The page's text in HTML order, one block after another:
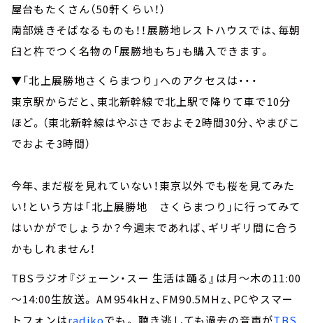
屋台もたくさん（50軒くらい！）
南部焼きそばなるものも！！展勝地レストハウスでは、毎朝
臼と杵でつく名物の「展勝地もち」も購入できます。
▼「北上展勝地さくらまつり」へのアクセスは・・・
東京駅からだと、東北新幹線で北上駅で降りて車で10分
ほど。（東北新幹線はやぶさでおよそ2時間30分、やまびこ
でおよそ3時間）
今年、まだ桜を見れていない！東京以外でも桜を見てみた
い！という方は「北上展勝地 さくらまつり」に行ってみて
はいかがでしょうか？今週末であれば、ギリギリ間に合う
かもしれません！
TBSラジオ『ジェーン・スー 生活は踊る』は月～木の11:00
～14:00生放送。 AM954kHz、FM90.5MHz、PCやスマー